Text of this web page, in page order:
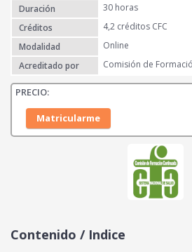
Duración
30 horas
Créditos
4,2 créditos CFC
Modalidad
Online
Acreditado por
Comisión de
Matricularme
Contenido / Indice